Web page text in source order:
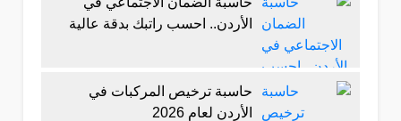
الأردن.. احسب راتبك بدقة عالية
حاسبة ترخيص المركبات في
الأردن لعام 2026